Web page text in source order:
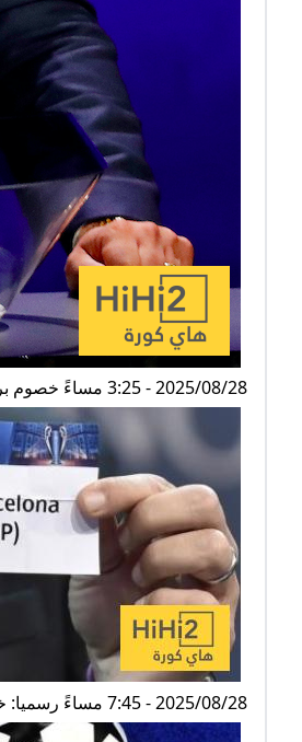
2025/08/28 - 3:25 مساءً خصوم برشلونة في دور المجموعات بدوري ابطال اوروبا
2025/08/28 - 7:45 مساءً رسميا: خصوم ريال مدريد في دور المجموعات بدوري ابطال اوروبا